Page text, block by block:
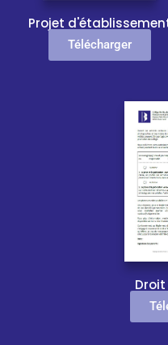
Projet
Télécharger